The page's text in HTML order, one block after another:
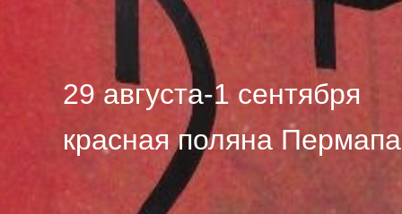
29 августа-1 сентября
красная поляна